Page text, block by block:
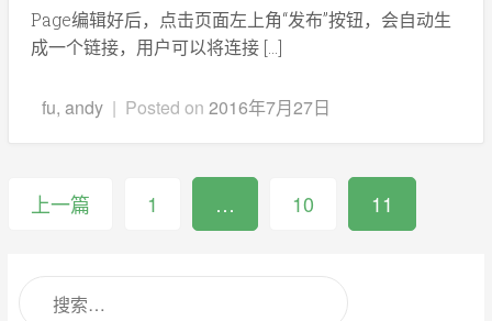
Page编辑好后，点击页面左上角“发布”按钮，会自动生
成一个链接，用户可以将连接 […]
fu, andy | Posted on 2016年7月27日
文
导
上一篇 1 … 10 11